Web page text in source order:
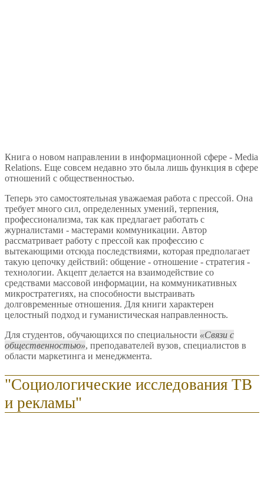
Книга о новом направлении в информационной сфере - Media
Relations. Еще совсем недавно это была лишь функция в сфере
отношений с общественностью.
Теперь это самостоятельная уважаемая работа с прессой. Она
требует много сил, определенных умений, терпения,
профессионализма, так как предлагает работать с
журналистами - мастерами коммуникации. Автор
рассматривает работу с прессой как профессию с
вытекающими отсюда последствиями, которая предполагает
такую цепочку действий: общение - отношение - стратегия -
технологии. Акцепт делается на взаимодействие со
средствами массовой информации, на коммуникативных
микростратегиях, на способности выстраивать
долговременные отношения. Для книги характерен
целостный подход и гуманистическая направленность.
Для студентов, обучающихся по специальности
Связи с
общественностью , преподавателей вузов, специалистов в
области маркетинга и менеджмента.
"Социологические исследования ТВ
и рекламы"